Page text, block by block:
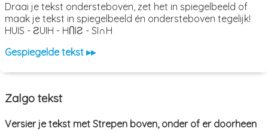
Draai je tekst ondersteboven, zet het in spiegelbeeld of
maak je tekst in spiegelbeeld én ondersteboven tegelijk!
HUIS - ƧUIH - HႶIƧ - SI∩H
Gespiegelde tekst ▸▸
Zalgo tekst
Versier je tekst met Strepen boven, onder of er doorheen